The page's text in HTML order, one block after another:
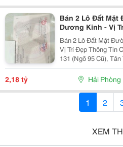
Bán 2 Lô Đất Mặt
Dương Kinh - Vị
Bán 2 Lô Đất Mặt
Vị Trí Đẹp Thông Tin Chi Tiết Lô Đất: Địa Chỉ: Đường
131 (Ngõ 95 Cũ),
Phòng. Diện Tích: 80M2 Mỗi Lô. Kích Thước: Ngang 4M
X Dài 20M. Hạ
2,18 tỷ Hải Phòng
1 2
XEM